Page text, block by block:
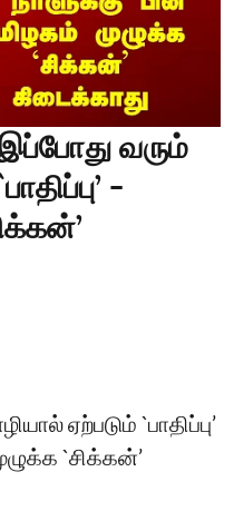
வரும்
-
ஏற்படும் `பாதிப்பு’
`சிக்கன்’